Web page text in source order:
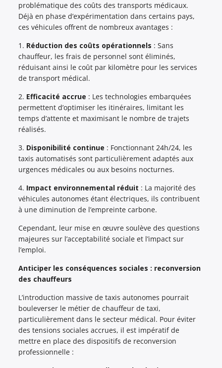
problématique des coûts des transports médicaux.
Déjà en phase d’expérimentation dans certains pays,
ces véhicules offrent de nombreux avantages :
1. Réduction des coûts opérationnels : Sans
chauffeur, les frais de personnel sont éliminés,
réduisant ainsi le coût par kilomètre pour les services
de transport médical.
2. Efficacité accrue : Les technologies embarquées
permettent d’optimiser les itinéraires, limitant les
temps d’attente et maximisant le nombre de trajets
réalisés.
3. Disponibilité continue : Fonctionnant 24h/24, les
taxis automatisés sont particulièrement adaptés aux
urgences médicales ou aux besoins nocturnes.
4. Impact environnemental réduit : La majorité des
véhicules autonomes étant électriques, ils contribuent
à une diminution de l’empreinte carbone.
Cependant, leur mise en œuvre soulève des questions
majeures sur l’acceptabilité sociale et l’impact sur
l’emploi.
Anticiper les conséquences sociales : reconversion
des chauffeurs
L’introduction massive de taxis autonomes pourrait
bouleverser le métier de chauffeur de taxi,
particulièrement dans le secteur médical. Pour éviter
des tensions sociales accrues, il est impératif de
mettre en place des dispositifs de reconversion
professionnelle :